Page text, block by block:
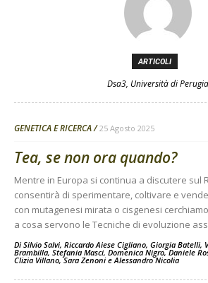
ARTICOLI
Dsa3, Università di Perugia
GENETICA E RICERCA 25 Agosto 2025
Tea, se non ora quando?
Mentre in Europa si continua a discutere sul
consentirà di sperimentare, coltivare e
con mutagenesi mirata o cisgenesi
a cosa servono le Tecniche di evoluzione
Di Silvio Salvi, Riccardo Aiese Cigliano, Giorgia Batelli,
Brambilla, Stefania Masci, Domenica Nigro,Daniele
Clizia Villano,Sara Zenoni eAlessandro Nicolia